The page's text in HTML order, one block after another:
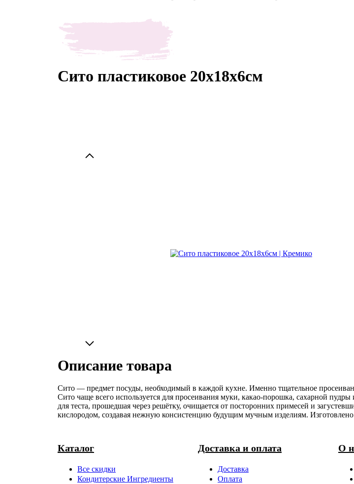
Сито пластиковое 20х18х6см
Описание товара
Сито — предмет посуды, необходимый в каждой кухне. Именно тщательное
Сито чаще всего используется для просеивания муки, какао-порошка, сахарной
для теста, прошедшая через решётку, очищается от посторонних примесей и
кислородом, создавая нежную консистенцию будущим мучным изделиям. Изготовлено
Каталог
Все скидки
Кондитерские Ингредиенты
Доставка и оплата
Доставка
Оплата
О